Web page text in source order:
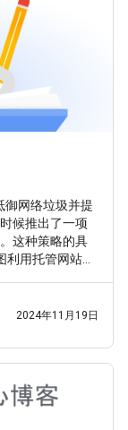
御网络垃圾并提
候推出了一项
这种策略的具
用托管网站已
2024年11月19日